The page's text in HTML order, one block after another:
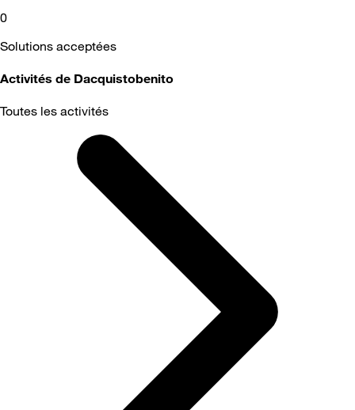
0
Solutions acceptées
Activités de Dacquistobenito
Toutes les activités